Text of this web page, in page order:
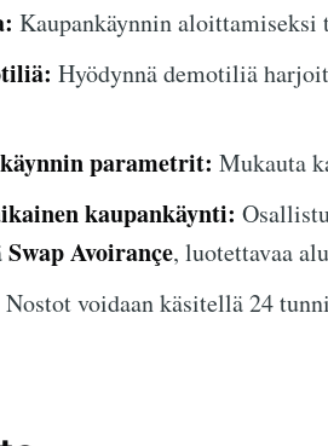
Kaupankäynnin
Hyödynnä demotiliä
parametrit: Mukauta
kaupankäynti:
Swap Avoirançe, luotettavaa
Nostot voidaan käsitellä 24